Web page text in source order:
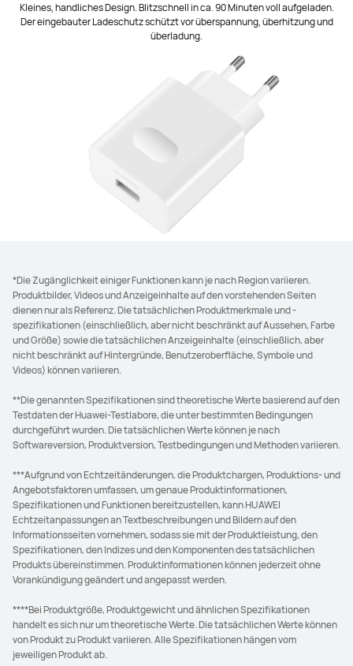
Kleines, handliches Design. Blitzschnell in ca. 90 Minuten voll aufgeladen.
Der eingebauter Ladeschutz schützt vor überspannung, überhitzung und
überladung.
*Die Zugänglichkeit einiger Funktionen kann je nach Region variieren.
Produktbilder, Videos und Anzeigeinhalte auf den vorstehenden Seiten
dienen nur als Referenz. Die tatsächlichen Produktmerkmale und -
spezifikationen (einschließlich, aber nicht beschränkt auf Aussehen, Farbe
und Größe) sowie die tatsächlichen Anzeigeinhalte (einschließlich, aber
nicht beschränkt auf Hintergründe, Benutzeroberfläche, Symbole und
Videos) können variieren.
**Die genannten Spezifikationen sind theoretische Werte basierend auf den
Testdaten der Huawei-Testlabore, die unter bestimmten Bedingungen
durchgeführt wurden. Die tatsächlichen Werte können je nach
Softwareversion, Produktversion, Testbedingungen und Methoden variieren.
***Aufgrund von Echtzeitänderungen, die Produktchargen, Produktions- und
Angebotsfaktoren umfassen, um genaue Produktinformationen,
Spezifikationen und Funktionen bereitzustellen, kann HUAWEI
Echtzeitanpassungen an Textbeschreibungen und Bildern auf den
Informationsseiten vornehmen, sodass sie mit der Produktleistung, den
Spezifikationen, den Indizes und den Komponenten des tatsächlichen
Produkts übereinstimmen. Produktinformationen können jederzeit ohne
Vorankündigung geändert und angepasst werden.
****Bei Produktgröße, Produktgewicht und ähnlichen Spezifikationen
handelt es sich nur um theoretische Werte. Die tatsächlichen Werte können
von Produkt zu Produkt variieren. Alle Spezifikationen hängen vom
jeweiligen Produkt ab.